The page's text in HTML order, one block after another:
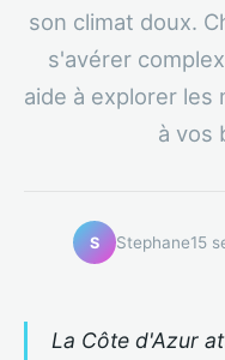
son climat doux.
s'avérer
aide à explorer les
à vos
S Stephane15
La Côte d'Azur